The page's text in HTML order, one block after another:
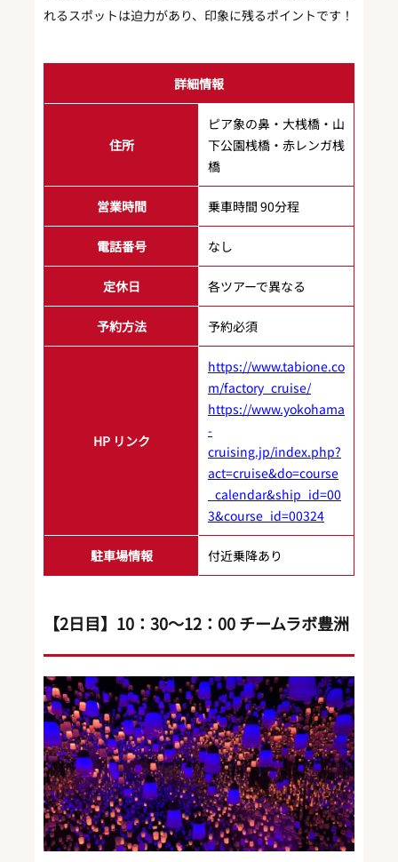
れるスポットは迫力があり、印象に残るポイントです！
詳細情報
住所
ピア象の鼻・大桟橋・山
下公園桟橋・赤レンガ桟
橋
営業時間 乗車時間 90分程
電話番号 なし
定休日 各ツアーで異なる
予約方法 予約必須
HP リンク
https://www.tabione.co
m/factory_cruise/
https://www.yokohama
-
cruising.jp/index.php?
act=cruise&do=course
_calendar&ship_id=00
3&course_id=00324
駐車場情報 付近乗降あり
【2日目】10：30～12：00 チームラボ豊洲